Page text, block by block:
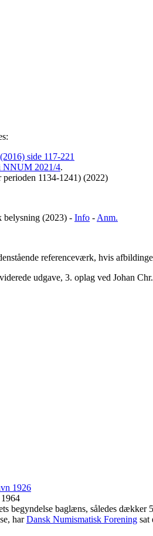
side 117-221
NNUM 2021/4.
1134-1241) (2022)
belysning (2023) - Info -Anm.
referenceværk, hvis
udgave, 3. oplag ved Johan
1926
begyndelse baglæns, således dækker
harDansk Numismatisk Forening sat